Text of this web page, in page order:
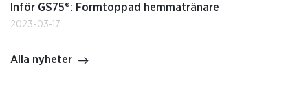
Inför GS75®: Formtoppad hemmatränare
2023-03-17
Alla nyheter